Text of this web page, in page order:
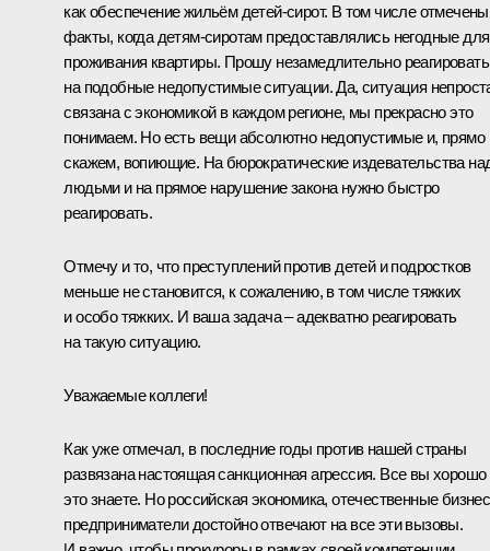
как обеспечение жильём детей-сирот. В том числе отмечены
факты, когда детям-сиротам предоставлялись негодные для
проживания квартиры. Прошу незамедлительно реагировать
на подобные недопустимые ситуации. Да, ситуация
связана с экономикой в каждом регионе, мы прекрасно это
понимаем. Но есть вещи абсолютно недопустимые и, прямо
скажем, вопиющие. На бюрократические издевательства
людьми и на прямое нарушение закона нужно быстро
реагировать.
Отмечу и то, что преступлений против детей и подростков
меньше не становится, к сожалению, в том числе тяжких
и особо тяжких. И ваша задача – адекватно реагировать
на такую ситуацию.
Уважаемые коллеги!
Как уже отмечал, в последние годы против нашей страны
развязана настоящая санкционная агрессия. Все вы хорошо
это знаете. Но российская экономика, отечественные
предприниматели достойно отвечают на все эти вызовы.